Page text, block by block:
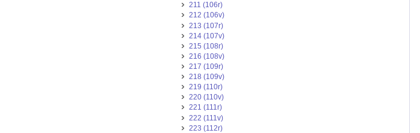
211 (106r)
212 (106v)
213 (107r)
214 (107v)
215 (108r)
216 (108v)
217 (109r)
218 (109v)
219 (110r)
220 (110v)
221 (111r)
222 (111v)
223 (112r)